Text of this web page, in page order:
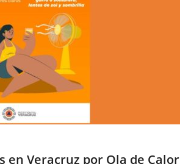
en Veracruz por Ola de Calor